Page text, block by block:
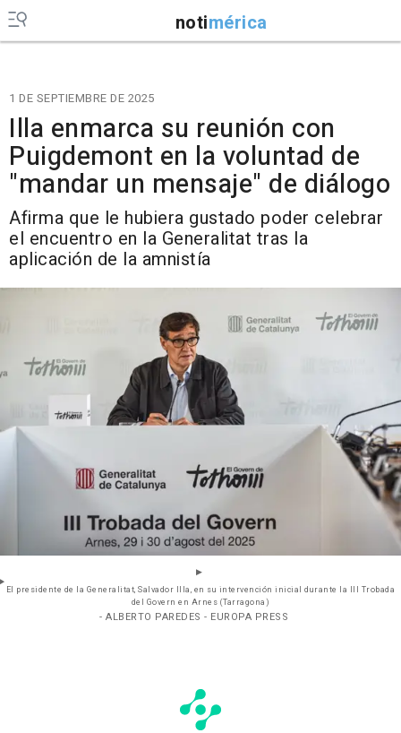
notimérica
1 DE SEPTIEMBRE DE 2025
Illa enmarca su reunión con
Puigdemont en la voluntad de
"mandar un mensaje" de diálogo
Afirma que le hubiera gustado poder celebrar
el encuentro en la Generalitat tras la
aplicación de la amnistía
El presidente de la Generalitat, Salvador Illa, en su intervención inicial durante la III Trobada
del Govern en Arnes (Tarragona)
- ALBERTO PAREDES - EUROPA PRESS